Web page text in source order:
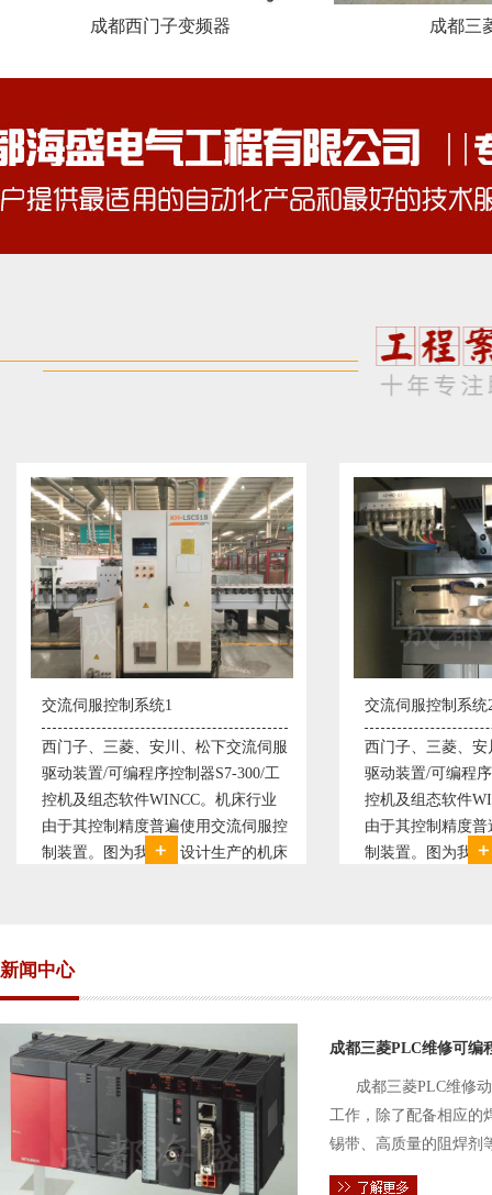
成都西门子变频器 成都三
交流伺服控制系统2
西门子、三菱、安川、松下交流伺服
驱动装置/可编程序控制器S7-300/工
控机及组态软件WINCC。机床行业
由于其控制精度普遍使用交流伺服控
制装置。图为我公司设计生产的机床
变频恒压供水系
变频恒压供水系
极调速技术原理
使供水随着使用
持供水设定压力
点、远传压力表
新闻中心
成都三菱PLC维修可编
成都三菱PLC维修
工作，除了配备相应的
锡带、高质量的阻焊剂
件的电路及通信电缆。